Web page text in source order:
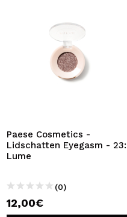
Paese Cosmetics -
Lidschatten Eyegasm - 23:
Lume
(0)
12,00€